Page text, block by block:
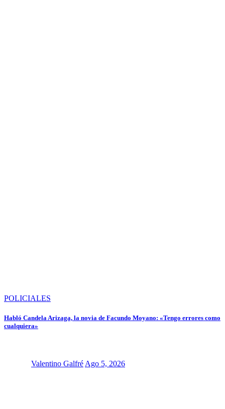
POLICIALES
Habló Candela Arizaga, la novia de Facundo Moyano: «Tengo errores como
cualquiera»
Valentino Galfré Ago 5, 2026